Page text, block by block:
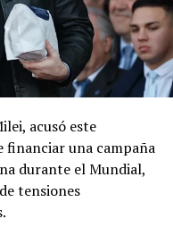
acusó este
financiar una campaña
durante el Mundial,
tensiones